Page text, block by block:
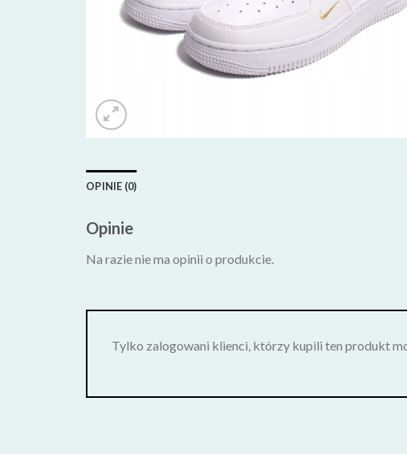
OPINIE (0)
Opinie
Na razie nie ma opinii o produkcie.
Tylko zalogowani klienci, którzy kupili ten produkt